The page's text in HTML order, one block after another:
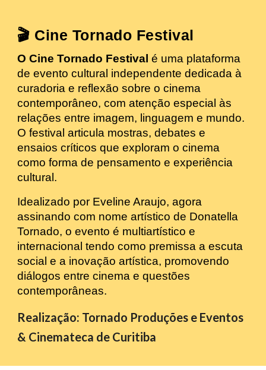
🎬 Cine Tornado Festival
O Cine Tornado Festival é uma plataforma
de evento cultural independente dedicada à
curadoria e reflexão sobre o cinema
contemporâneo, com atenção especial às
relações entre imagem, linguagem e mundo.
O festival articula mostras, debates e
ensaios críticos que exploram o cinema
como forma de pensamento e experiência
cultural.
Idealizado por Eveline Araujo, agora
assinando com nome artístico de Donatella
Tornado, o evento é multiartístico e
internacional tendo como premissa a escuta
social e a inovação artística, promovendo
diálogos entre cinema e questões
contemporâneas.
Realização: Tornado Produções e Eventos
& Cinemateca de Curitiba